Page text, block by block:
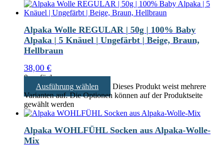
Alpaka Wolle REGULAR | 50g | 100% Baby
Alpaka | 5 Knäuel | Ungefärbt | Beige, Braun,
Hellbraun
38,00 €
8 verfügbar
Ausführung wählen
Dieses Produkt weist mehrere
Varianten auf. Die Optionen können auf der Produktseite
gewählt werden
Alpaka WOHLFÜHL Socken aus Alpaka-Wolle-
Mix